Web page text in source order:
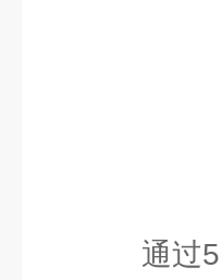
通过